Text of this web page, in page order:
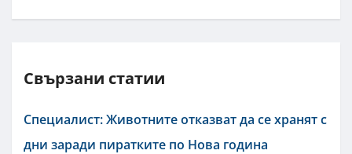
Свързани статии
Специалист: Животните отказват да се хранят с
дни заради пиратките по Нова година